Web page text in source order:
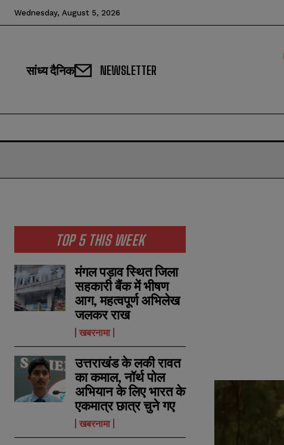
Wednesday, August 5, 2026
सांध्य दैनिक NEWSLETTER
TOP 5 THIS WEEK
मंगल पड़ाव स्थित जिला
सहकारी बैंक में भीषण
आग, महत्वपूर्ण अभिलेख
जलकर राख
खबरनामा
उत्तराखंड के लकी रावत
का कमाल, नॉर्थ पोल
अभियान के लिए भारत के
एकमात्र छात्र चुने गए
खबरनामा